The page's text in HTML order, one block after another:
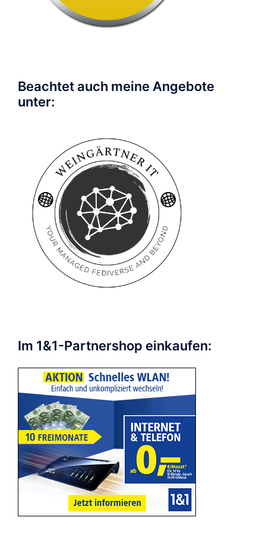
Beachtet auch meine Angebote
unter:
Im 1&1-Partnershop einkaufen: